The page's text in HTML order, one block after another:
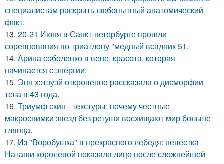
специалистам раскрыть любопытный анатомический
факт.
13. 20-21 Июня в Санкт-петербурге прошли
соревнования по триатлону "медный всадник 51.
14. Арина соболенко в вене: красота, которая
начинается с энергии.
15. Энн хэтэуэй откровенно рассказала о дисморфии
тела в 43 года.
16. Триумф скин - текстуры: почему честные
макроснимки звезд без ретуши восхищают мир больше
глянца.
17. Из "Воробушка" в прекрасного лебедя: невестка
Наташи королевой показала лицо после сложнейшей